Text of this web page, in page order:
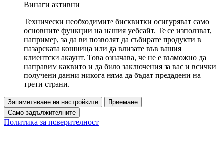
Винаги активни
Технически необходимите бисквитки осигуряват само
основните функции на нашия уебсайт. Те се използват,
например, за да ви позволят да събирате продукти в
пазарската кошница или да влизате във вашия
клиентски акаунт. Това означава, че не е възможно да
направим каквито и да било заключения за вас и всички
получени данни никога няма да бъдат предадени на
трети страни.
Запаметяване на настройките
Приемане
Само задължителните
Политика за поверителност